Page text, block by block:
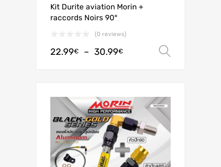
Kit Durite aviation Morin +
raccords Noirs 90°
(0 reviews)
22.99€ – 30.99€